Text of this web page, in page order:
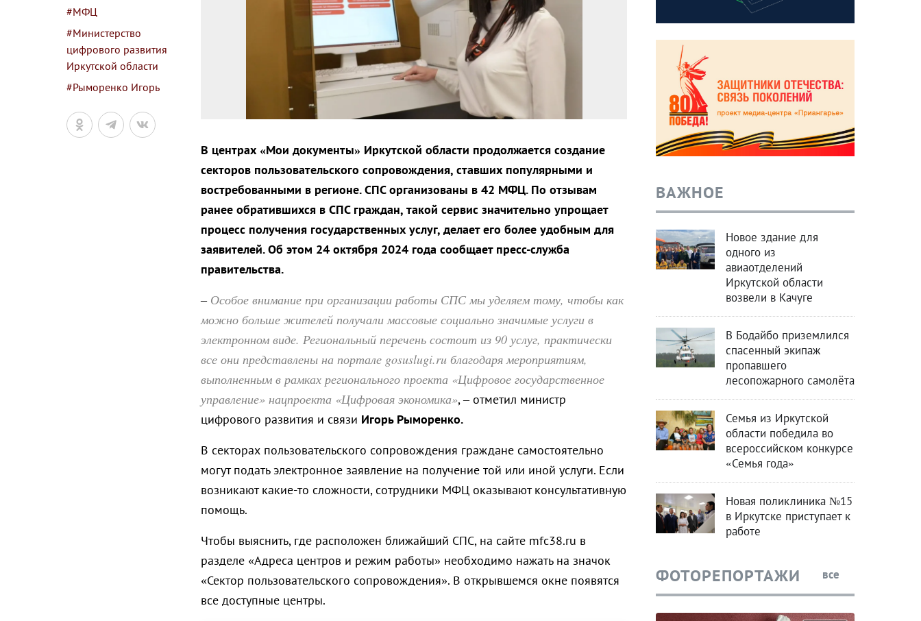
#МФЦ
#Министерство
цифрового развития
Иркутской области
#Рыморенко Игорь
В центрах «Мои документы» Иркутской области продолжается создание
секторов пользовательского сопровождения, ставших популярными и
востребованными в регионе. СПС организованы в 42 МФЦ. По отзывам
ранее обратившихся в СПС граждан, такой сервис значительно упрощает
процесс получения государственных услуг, делает его более удобным для
заявителей. Об этом 24 октября 2024 года сообщает пресс-служба
правительства.
– Особое внимание при организации работы СПС мы уделяем тому, чтобы как
можно больше жителей получали массовые социально значимые услуги в
электронном виде. Региональный перечень состоит из 90 услуг, практически
все они представлены на портале gosuslugi.ru благодаря мероприятиям,
выполненным в рамках регионального проекта «Цифровое государственное
управление» нацпроекта «Цифровая экономика», – отметил министр
цифрового развития и связи Игорь Рыморенко.
В секторах пользовательского сопровождения граждане самостоятельно
могут подать электронное заявление на получение той или иной услуги. Если
возникают какие-то сложности, сотрудники МФЦ оказывают консультативную
помощь.
Чтобы выяснить, где расположен ближайший СПС, на сайте mfc38.ru в
разделе «Адреса центров и режим работы» необходимо нажать на значок
«Сектор пользовательского сопровождения». В открывшемся окне появятся
все доступные центры.
ВАЖНОЕ
Новое здание для
одного из
авиаотделений
Иркутской области
возвели в Качуге
В Бодайбо приземлился
спасенный экипаж
пропавшего
лесопожарного самолёта
Семья из Иркутской
области победила во
всероссийском конкурсе
«Семья года»
Новая поликлиника №15
в Иркутске приступает к
работе
ФОТОРЕПОРТАЖИ все